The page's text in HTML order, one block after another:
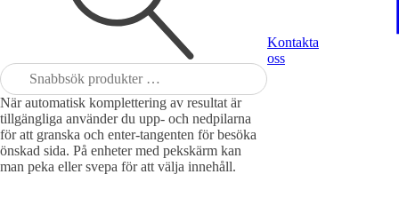
Sök
efter:
När automatisk komplettering av resultat är
tillgängliga använder du upp- och nedpilarna
för att granska och enter-tangenten för besöka
önskad sida. På enheter med pekskärm kan
man peka eller svepa för att välja innehåll.
Kontakta
oss